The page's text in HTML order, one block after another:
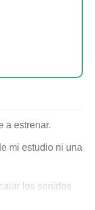
a estrenar.
mi estudio ni una
los sonidos